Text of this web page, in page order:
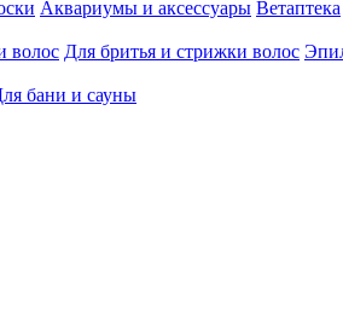
Аквариумы и аксессуары Ветаптека
волос Для бритья и стрижки волос
бани и сауны